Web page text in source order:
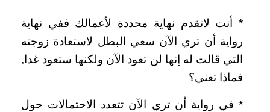
‏*‏ أنت لاتقدم نهاية محددة لأعمالك ففي نهاية
رواية أن تري الآن سعي البطل لاستعادة زوجته
التي قالت له إنها لن تعود الآن ولكنها ستعود غدا‏,‏
فماذا تعني؟
‏*‏ في رواية أن تري الآن تتعدد الاحتمالات حول